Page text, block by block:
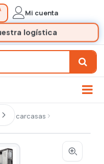
Mi cuenta
- carcasas